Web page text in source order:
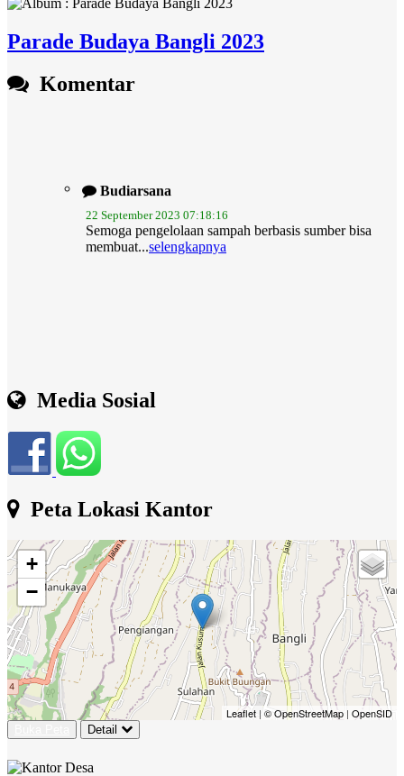
Parade Budaya Bangli 2023
Komentar
22 September 2023 07:18:16
membuat...selengkapnya
Media Sosial
Peta Lokasi Kantor
+
−
Leaflet |© OpenStreetMap | OpenSID
Detail